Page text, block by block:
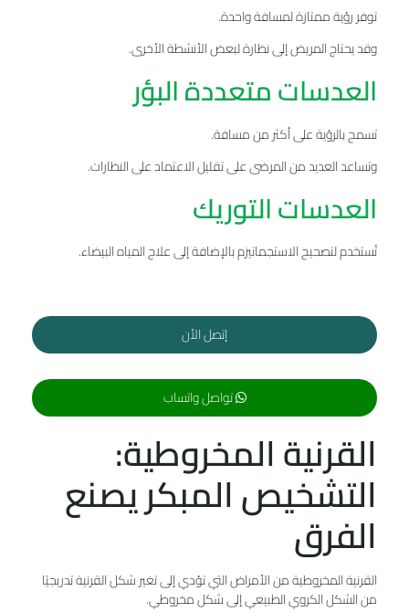
توفر رؤية ممتازة لمسافة واحدة.
وقد يحتاج المريض إلى نظارة لبعض الأنشطة الأخرى.
العدسات متعددة البؤر
تسمح بالرؤية على أكثر من مسافة.
وتساعد العديد من المرضى على تقليل الاعتماد على النظارات.
العدسات التوريك
تُستخدم لتصحيح الاستجماتيزم بالإضافة إلى علاج المياه البيضاء.
إتصل الأن
تواصل واتساب
القرنية المخروطية:
التشخيص المبكر يصنع
الفرق
القرنية المخروطية من الأمراض التي تؤدي إلى تغير شكل القرنية تدريجيًا
من الشكل الكروي الطبيعي إلى شكل مخروطي.